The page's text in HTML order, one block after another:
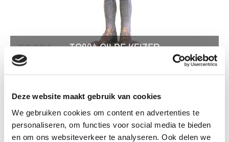
Deze website maakt gebruik van cookies
We gebruiken cookies om content en advertenties te
personaliseren, om functies voor social media te bieden
en om ons websiteverkeer te analyseren. Ook delen we
TG084 GILDE KEIZER
TG084 Gilde keizer